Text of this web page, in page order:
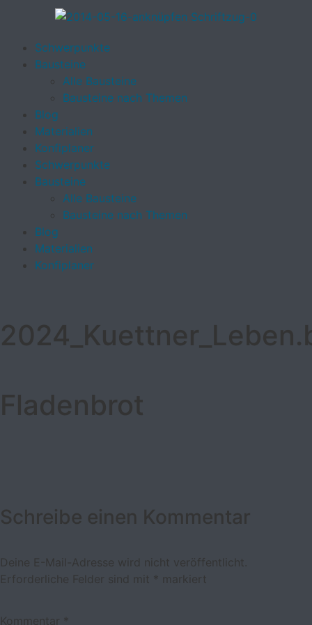
Schwerpunkte
Bausteine
Alle Bausteine
Bausteine nach Themen
Blog
Materialien
Konfiplaner
Schwerpunkte
Bausteine
Alle Bausteine
Bausteine nach Themen
Blog
Materialien
Konfiplaner
Fladenbrot
Schreibe einen Kommentar
Deine E-Mail-Adresse wird nicht veröffentlicht.
Erforderliche Felder sind mit * markiert
Kommentar *